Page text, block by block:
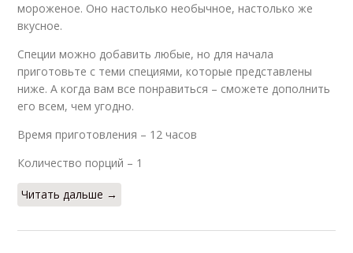
мороженое. Оно настолько необычное, настолько же
вкусное.
Специи можно добавить любые, но для начала
приготовьте с теми специями, которые представлены
ниже. А когда вам все понравиться – сможете дополнить
его всем, чем угодно.
Время приготовления – 12 часов
Количество порций – 1
Читать дальше →